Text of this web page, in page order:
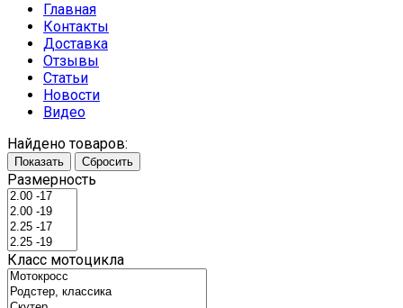
Главная
Контакты
Доставка
Отзывы
Статьи
Новости
Видео
Найдено товаров:
Показать Сбросить
Размерность
Класс мотоцикла